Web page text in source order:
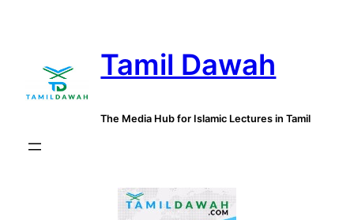
Tamil Dawah
The Media Hub for Islamic Lectures in Tamil